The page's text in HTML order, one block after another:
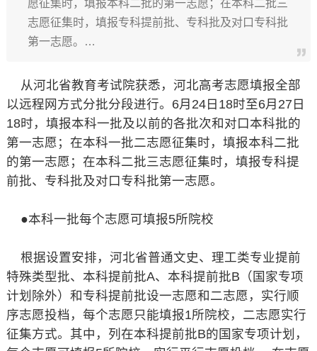
愿征集时，填报本科二批的第一志愿；在本科二批三
志愿征集时，填报专科提前批、专科批及对口专科批
第一志愿。…
从河北省教育考试院获悉，河北高考志愿填报全部
以远程网方式分批分段进行。6月24日18时至6月27日
18时，填报本科一批及以前的各批次和对口本科批的
第一志愿；在本科一批二志愿征集时，填报本科二批
的第一志愿；在本科二批三志愿征集时，填报专科提
前批、专科批及对口专科批第一志愿。
●本科一批每个志愿可填报5所院校
根据设置安排，河北省普通文史、理工类专业提前
特殊类型批、本科提前批A、本科提前批B（国家专项
计划除外）和专科提前批设一志愿和二志愿，实行顺
序志愿投档，每个志愿只能填报1所院校，二志愿实行
征集方式。其中，列在本科提前批B的国家专项计划，